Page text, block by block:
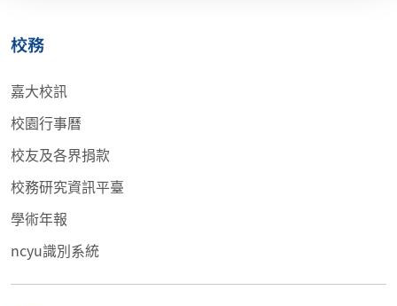
校務
嘉大校訊
校園行事曆
校友及各界捐款
校務研究資訊平臺
學術年報
ncyu識別系統